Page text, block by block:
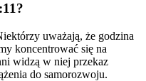
uważają, że godzina
koncentrować się na
widzą w niej przekaz
do samorozwoju.